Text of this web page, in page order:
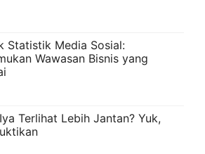
Statistik Media Sosial:
Wawasan Bisnis yang
Terlihat Lebih Jantan? Yuk,